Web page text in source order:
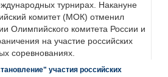
турнирах. Накануне
комитет (МОК) отменил
Олимпийского комитета России и
на участие российских
соревнованиях.
участия российских